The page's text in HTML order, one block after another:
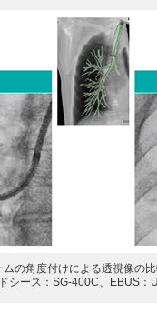
の角度付けによる透視像の
シース：SG-400C、EBUS：